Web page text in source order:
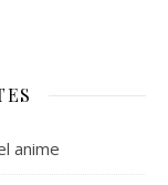
anime